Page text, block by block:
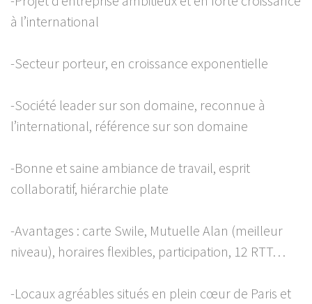
à l’international
-Secteur porteur, en croissance exponentielle
-Société leader sur son domaine, reconnue à
l’international, référence sur son domaine
-Bonne et saine ambiance de travail, esprit
collaboratif, hiérarchie plate
-Avantages : carte Swile, Mutuelle Alan (meilleur
niveau), horaires flexibles, participation, 12 RTT…
-Locaux agréables situés en plein cœur de Paris et